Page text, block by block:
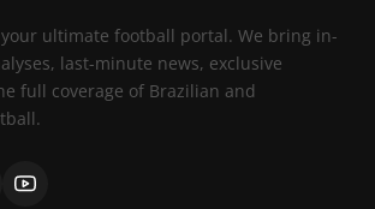
ultimate football portal. We bring in-
last-minute news, exclusive
full coverage of Brazilian and